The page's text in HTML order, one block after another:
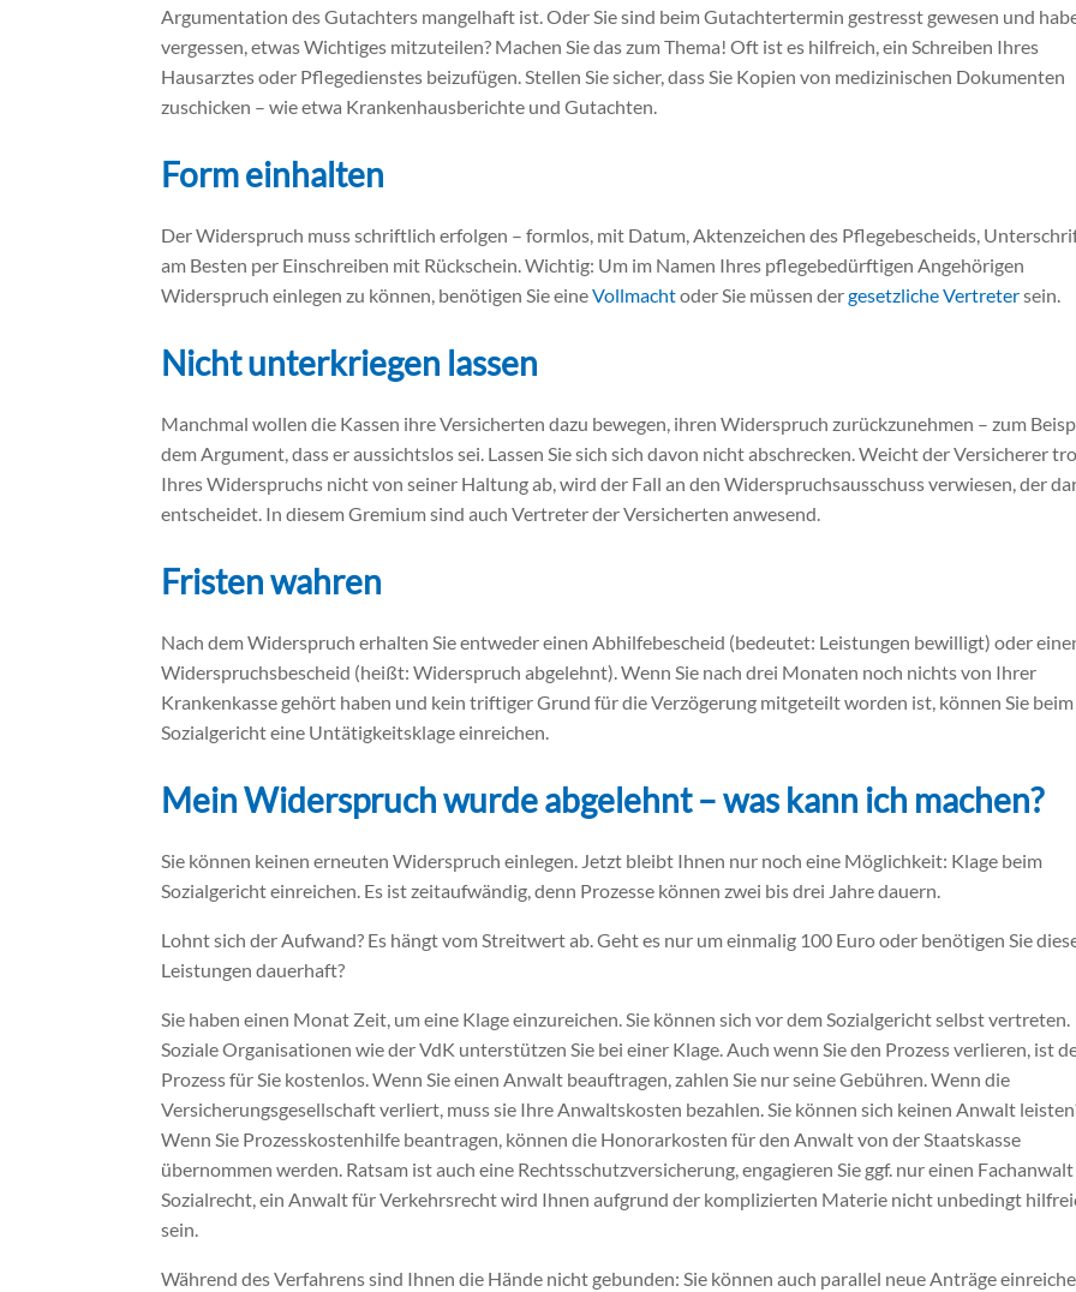
Argumentation des Gutachters mangelhaft ist. Oder Sie sind beim Gutachtertermin gestresst gewesen und
vergessen, etwas Wichtiges mitzuteilen? Machen Sie das zum Thema! Oft ist es hilfreich, ein Schreiben Ihres
Hausarztes oder Pflegedienstes beizufügen. Stellen Sie sicher, dass Sie Kopien von medizinischen Dokumenten
zuschicken – wie etwa Krankenhausberichte und Gutachten.
Form einhalten
Der Widerspruch muss schriftlich erfolgen – formlos, mit Datum, Aktenzeichen des Pflegebescheids,
am Besten per Einschreiben mit Rückschein. Wichtig: Um im Namen Ihres pflegebedürftigen Angehörigen
Widerspruch einlegen zu können, benötigen Sie eineVollmachtoder Sie müssen dergesetzliche Vertretersein.
Nicht unterkriegen lassen
Manchmal wollen die Kassen ihre Versicherten dazu bewegen, ihren Widerspruch zurückzunehmen – zum
dem Argument, dass er aussichtslos sei. Lassen Sie sich sich davon nicht abschrecken. Weicht der Versicherer
Ihres Widerspruchs nicht von seiner Haltung ab, wird der Fall an den Widerspruchsausschuss verwiesen, der
entscheidet. In diesem Gremium sind auch Vertreter der Versicherten anwesend.
Fristen wahren
Nach dem Widerspruch erhalten Sie entweder einen Abhilfebescheid (bedeutet: Leistungen bewilligt) oder
Widerspruchsbescheid (heißt: Widerspruch abgelehnt). Wenn Sie nach drei Monaten noch nichts von Ihrer
Krankenkasse gehört haben und kein triftiger Grund für die Verzögerung mitgeteilt worden ist, können Sie beim
Sozialgericht eine Untätigkeitsklage einreichen.
Mein Widerspruch wurde abgelehnt – was kann ich machen?
Sie können keinen erneuten Widerspruch einlegen. Jetzt bleibt Ihnen nur noch eine Möglichkeit: Klage beim
Sozialgericht einreichen. Es ist zeitaufwändig, denn Prozesse können zwei bis drei Jahre dauern.
Lohnt sich der Aufwand? Es hängt vom Streitwert ab. Geht es nur um einmalig 100 Euro oder benötigen Sie
Leistungen dauerhaft?
Sie haben einen Monat Zeit, um eine Klage einzureichen. Sie können sich vor dem Sozialgericht selbst vertreten.
Soziale Organisationen wie der VdK unterstützen Sie bei einer Klage. Auch wenn Sie den Prozess verlieren, ist
Prozess für Sie kostenlos. Wenn Sie einen Anwalt beauftragen, zahlen Sie nur seine Gebühren. Wenn die
Versicherungsgesellschaft verliert, muss sie Ihre Anwaltskosten bezahlen. Sie können sich keinen Anwalt
Wenn Sie Prozesskostenhilfe beantragen, können die Honorarkosten für den Anwalt von der Staatskasse
übernommen werden. Ratsam ist auch eine Rechtsschutzversicherung, engagieren Sie ggf. nur einen
Sozialrecht, ein Anwalt für Verkehrsrecht wird Ihnen aufgrund der komplizierten Materie nicht unbedingt
sein.
Während des Verfahrens sind Ihnen die Hände nicht gebunden: Sie können auch parallel neue Anträge